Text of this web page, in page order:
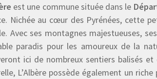
est une commune située dans le
Nichée au cœur des Pyrénées, cette
Avec ses montagnes majestueuses,
paradis pour les amoureux de la
ici de nombreux sentiers balisés
L’Albère possède également un